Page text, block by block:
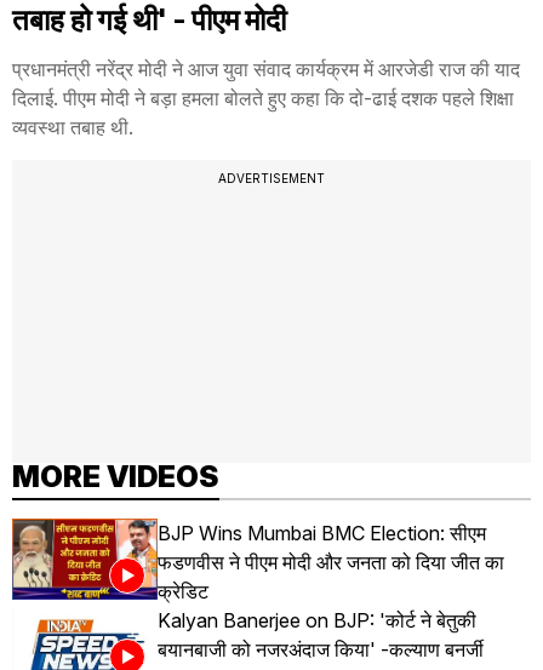
तबाह हो गई थी' - पीएम मोदी
प्रधानमंत्री नरेंद्र मोदी ने आज युवा संवाद कार्यक्रम में आरजेडी राज की याद
दिलाई. पीएम मोदी ने बड़ा हमला बोलते हुए कहा कि दो-ढाई दशक पहले शिक्षा
व्यवस्था तबाह थी.
ADVERTISEMENT
MORE VIDEOS
BJP Wins Mumbai BMC Election: सीएम
फडणवीस ने पीएम मोदी और जनता को दिया जीत का
क्रेडिट
Kalyan Banerjee on BJP: 'कोर्ट ने बेतुकी
बयानबाजी को नजरअंदाज किया' -कल्याण बनर्जी